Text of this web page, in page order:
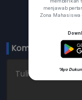
menjawab
Zona Mahasiswa
"Ayo
Komentar